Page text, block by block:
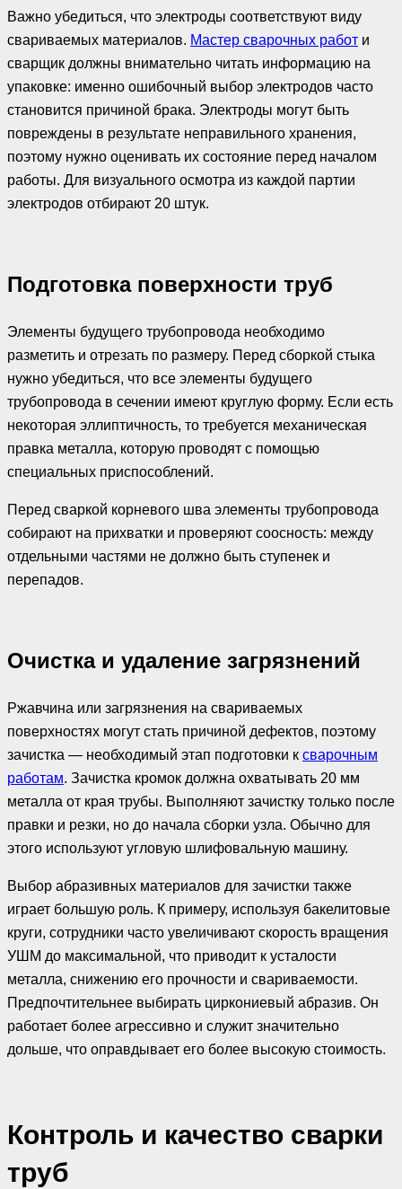
Важно убедиться, что электроды соответствуют виду
свариваемых материалов. Мастер сварочных работ и
сварщик должны внимательно читать информацию на
упаковке: именно ошибочный выбор электродов часто
становится причиной брака. Электроды могут быть
повреждены в результате неправильного хранения,
поэтому нужно оценивать их состояние перед началом
работы. Для визуального осмотра из каждой партии
электродов отбирают 20 штук.
Подготовка поверхности труб
Элементы будущего трубопровода необходимо
разметить и отрезать по размеру. Перед сборкой стыка
нужно убедиться, что все элементы будущего
трубопровода в сечении имеют круглую форму. Если есть
некоторая эллиптичность, то требуется механическая
правка металла, которую проводят с помощью
специальных приспособлений.
Перед сваркой корневого шва элементы трубопровода
собирают на прихватки и проверяют соосность: между
отдельными частями не должно быть ступенек и
перепадов.
Очистка и удаление загрязнений
Ржавчина или загрязнения на свариваемых
поверхностях могут стать причиной дефектов, поэтому
зачистка — необходимый этап подготовки к сварочным
работам. Зачистка кромок должна охватывать 20 мм
металла от края трубы. Выполняют зачистку только после
правки и резки, но до начала сборки узла. Обычно для
этого используют угловую шлифовальную машину.
Выбор абразивных материалов для зачистки также
играет большую роль. К примеру, используя бакелитовые
круги, сотрудники часто увеличивают скорость вращения
УШМ до максимальной, что приводит к усталости
металла, снижению его прочности и свариваемости.
Предпочтительнее выбирать циркониевый абразив. Он
работает более агрессивно и служит значительно
дольше, что оправдывает его более высокую стоимость.
Контроль и качество сварки
труб